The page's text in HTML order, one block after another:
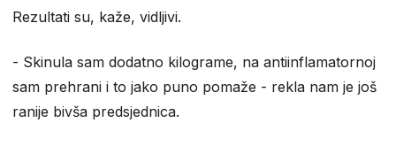
Rezultati su, kaže, vidljivi.
- Skinula sam dodatno kilograme, na antiinflamatornoj
sam prehrani i to jako puno pomaže - rekla nam je još
ranije bivša predsjednica.